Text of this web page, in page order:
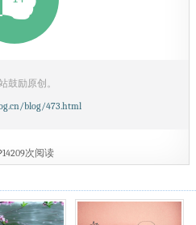
鼓励原创。
blog/473.html
14209次阅读